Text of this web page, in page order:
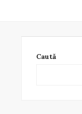
Caută